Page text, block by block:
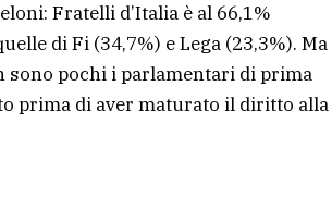
Fratelli d’Italia è al 66,1%
di Fi (34,7%) e Lega (23,3%). Ma
sono pochi i parlamentari di prima
prima di aver maturato il diritto alla